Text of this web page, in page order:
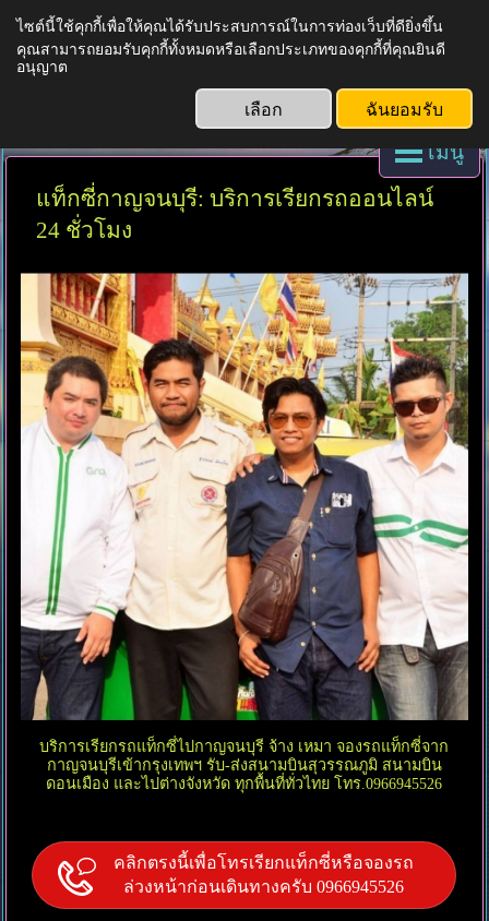
บริการแท็กซี่ทั่วไทย
เมนู
แท็กซี่กาญจนบุรี: บริการเรียกรถออนไลน์
24 ชั่วโมง
บริการเรียกรถแท็กซี่ไปกาญจนบุรี จ้าง เหมา จองรถแท็กซี่จาก
กาญจนบุรีเข้ากรุงเทพฯ รับ-ส่งสนามบินสุวรรณภูมิ สนามบิน
ดอนเมือง และไปต่างจังหวัด ทุกพื้นที่ทั่วไทย โทร.0966945526
คลิกตรงนี้เพื่อโทรเรียกแท็กซี่หรือจองรถ
ล่วงหน้าก่อนเดินทางครับ 0966945526
ไซต์นี้ใช้คุกกี้เพื่อให้คุณได้รับประสบการณ์ในการท่องเว็บที่ดียิ่งขึ้น
คุณสามารถยอมรับคุกกี้ทั้งหมดหรือเลือกประเภทของคุกกี้ที่คุณยินดี
อนุญาต
เลือก ฉันยอมรับ